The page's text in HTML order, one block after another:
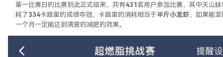
第一比赛日的比赛到此正式结束，共有431名 用户参加比赛，其中天山脉
耗了334卡路里的成绩夺冠，卡路里的消耗相当于半斤小龙虾，如果能
一个月一定能达到满意的减肥的效果。